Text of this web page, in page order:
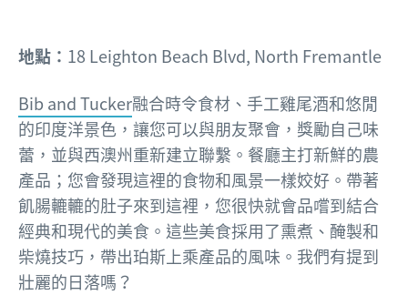
地點： 18 Leighton Beach Blvd, North Fremantle
Bib and Tucker融合時令食材、手工雞尾酒和悠閒
的印度洋景色，讓您可以與朋友聚會，獎勵自己味
蕾，並與西澳州重新建立聯繫。餐廳主打新鮮的農
產品；您會發現這裡的食物和風景一樣姣好。帶著
飢腸轆轆的肚子來到這裡，您很快就會品嚐到結合
經典和現代的美食。這些美食採用了熏煮、醃製和
柴燒技巧，帶出珀斯上乘產品的風味。我們有提到
壯麗的日落嗎？